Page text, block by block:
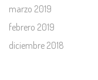
marzo 2019
febrero 2019
diciembre 2018